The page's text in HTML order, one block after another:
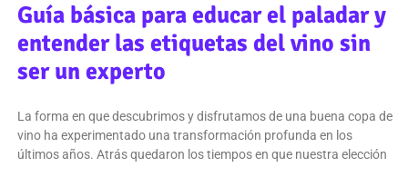
Guía básica para educar el paladar y
entender las etiquetas del vino sin
ser un experto
La forma en que descubrimos y disfrutamos de una buena copa de
vino ha experimentado una transformación profunda en los
últimos años. Atrás quedaron los tiempos en que nuestra elección